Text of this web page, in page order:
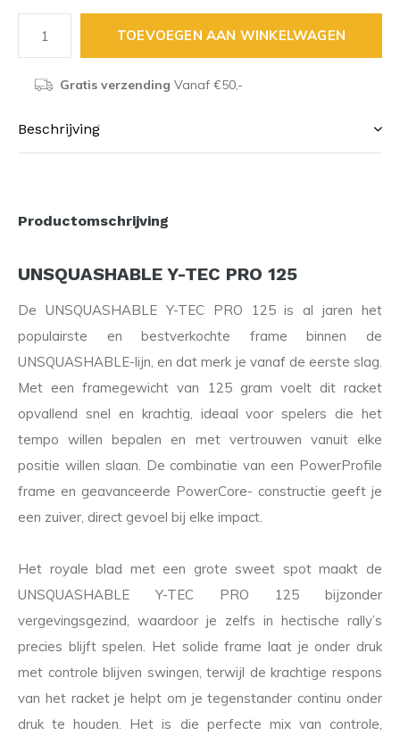
TOEVOEGEN AAN WINKELWAGEN
Gratis verzending Vanaf €50,-
Beschrijving
Productomschrijving
UNSQUASHABLE Y-TEC PRO 125
De UNSQUASHABLE Y-TEC PRO 125 is al jaren het
populairste en bestverkochte frame binnen de
UNSQUASHABLE-lijn, en dat merk je vanaf de eerste slag.
Met een framegewicht van 125 gram voelt dit racket
opvallend snel en krachtig, ideaal voor spelers die het
tempo willen bepalen en met vertrouwen vanuit elke
positie willen slaan. De combinatie van een PowerProfile
frame en geavanceerde PowerCore- constructie geeft je
een zuiver, direct gevoel bij elke impact.
Het royale blad met een grote sweet spot maakt de
UNSQUASHABLE Y-TEC PRO 125 bijzonder
vergevingsgezind, waardoor je zelfs in hectische rally’s
precies blijft spelen. Het solide frame laat je onder druk
met controle blijven swingen, terwijl de krachtige respons
van het racket je helpt om je tegenstander continu onder
druk te houden. Het is die perfecte mix van controle,